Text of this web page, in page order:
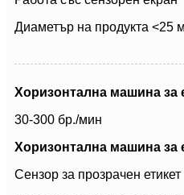
Диаметър на продукта <25
Хоризонтална машина за
30-300 бр./мин
Хоризонтална машина за
Сензор за прозрачен етикет